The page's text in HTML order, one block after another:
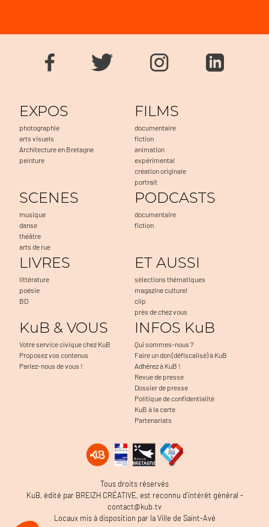
EXPOS
photographie
arts visuels
Architecture en Bretagne
peinture
FILMS
documentaire
fiction
animation
expérimental
création originale
portrait
SCENES
musique
danse
théâtre
arts de rue
PODCASTS
documentaire
fiction
LIVRES
littérature
poésie
BD
ET AUSSI
sélections thématiques
magazine culturel
clip
près de chez vous
KuB & VOUS
Votre service civique chez KuB
Proposez vos contenus
Parlez-nous de vous !
INFOS KuB
Qui sommes-nous ?
Faire un don (défiscalisé) à KuB
Adhérez à KuB !
Revue de presse
Dossier de presse
Politique de confidentialité
KuB à la carte
Partenariats
Tous droits réservés
KuB, édité par BREIZH CRÉATIVE, est reconnu d’intérêt général -
contact@kub.tv
Locaux mis à disposition par la Ville de Saint-Avé